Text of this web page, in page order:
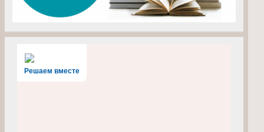
Решаем вместе